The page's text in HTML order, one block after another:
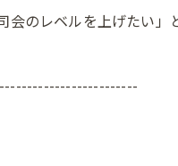
会のレベルを上げたい